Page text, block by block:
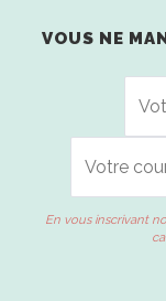
VOUS NE
En vous inscrivant